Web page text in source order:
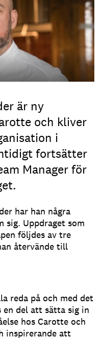
är ny
och kliver
i
fortsätter
Manager för
har han några
sig. Uppdraget som
följdes av tre
återvände till
reda på och med det
del att sätta sig in
hos Carotte och
inspirerande att